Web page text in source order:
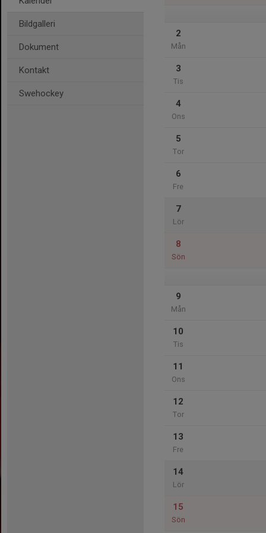
Bildgalleri
Dokument
Kontakt
Swehockey
2
Mån
3
Tis
4
Ons
5
Tor
6
Fre
7
Lör
8
Sön
9
Mån
10
Tis
11
Ons
12
Tor
13
Fre
14
Lör
15
Sön